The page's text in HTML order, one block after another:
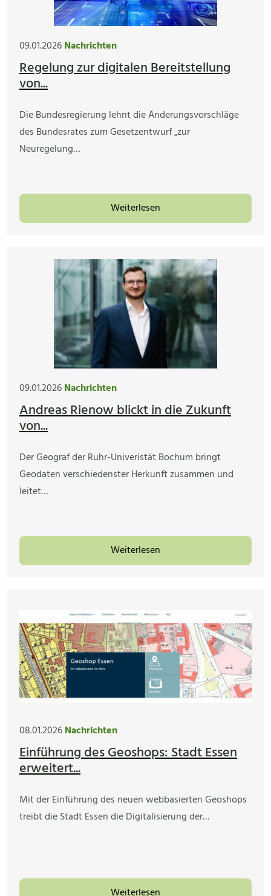
09.01.2026Nachrichten
Regelung zur digitalen Bereitstellung
von...
Die Bundesregierung lehnt die Änderungsvorschläge
des Bundesrates zum Gesetzentwurf „zur
Neuregelung…
Weiterlesen
09.01.2026Nachrichten
Andreas Rienow blickt in die Zukunft
von...
Der Geograf der Ruhr-Univeristät Bochum bringt
Geodaten verschiedenster Herkunft zusammen und
leitet…
Weiterlesen
08.01.2026Nachrichten
Einführung des Geoshops: Stadt Essen
erweitert...
Mit der Einführung des neuen webbasierten Geoshops
treibt die Stadt Essen die Digitalisierung der…